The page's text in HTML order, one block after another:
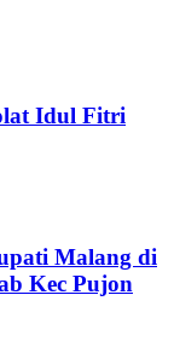
Idul Fitri
Malang di
Kec Pujon